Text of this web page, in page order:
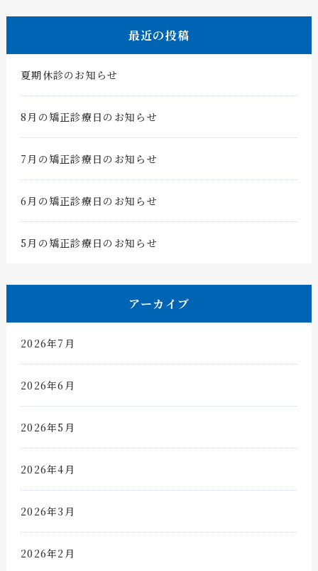
最近の投稿
夏期休診のお知らせ
8月の矯正診療日のお知らせ
7月の矯正診療日のお知らせ
6月の矯正診療日のお知らせ
5月の矯正診療日のお知らせ
アーカイブ
2026年7月
2026年6月
2026年5月
2026年4月
2026年3月
2026年2月